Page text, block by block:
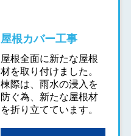
屋根カバー工事
屋根全面に新たな屋根
材を取り付けました。
棟際は、雨水の浸入を
防ぐ為、新たな屋根材
を折り立てています。